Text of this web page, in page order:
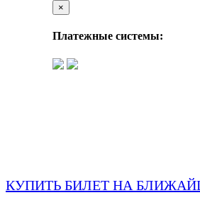
×
Платежные системы:
КУПИТЬ БИЛЕТ НА